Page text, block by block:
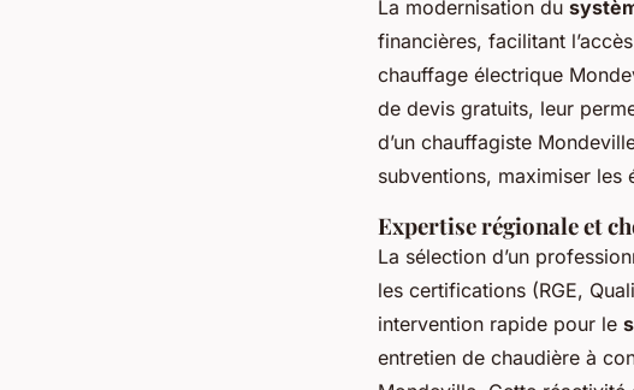
La modernisation du
financières, facilitant
chauffage électrique
de devis gratuits, leur
d’un chauffagiste
subventions, maximiser
Expertise régionale et
La sélection d’un
les certifications (RGE,
intervention rapide pour le
entretien de chaudière à